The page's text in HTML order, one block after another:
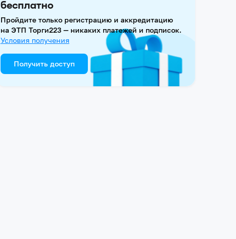
бесплатно
Пройдите только регистрацию и аккредитацию
на ЭТП Торги223 — никаких платежей и подписок.
Условия получения
Получить доступ